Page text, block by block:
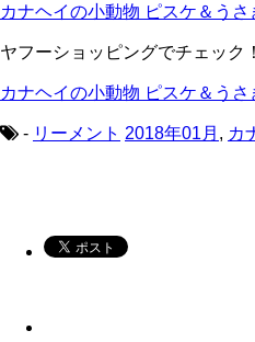
カナヘイの小動物 ピスケ＆う
ヤフーショッピングでチェック！
カナヘイの小動物 ピスケ＆う
- リーメント 2018年01月 , カ